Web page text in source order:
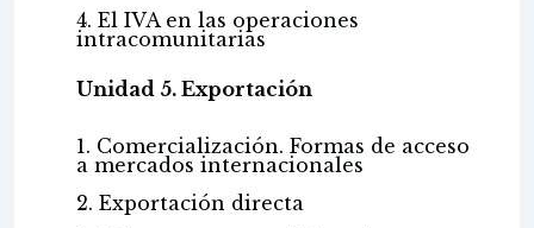
4. El IVA en las operaciones
intracomunitarias
Unidad 5. Exportación
1. Comercialización. Formas de acceso
a mercados internacionales
2. Exportación directa